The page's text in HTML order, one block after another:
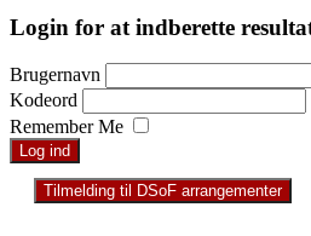
Login for at indberette
Brugernavn
Kodeord
Remember Me
Tilmelding til DSoF arrangementer